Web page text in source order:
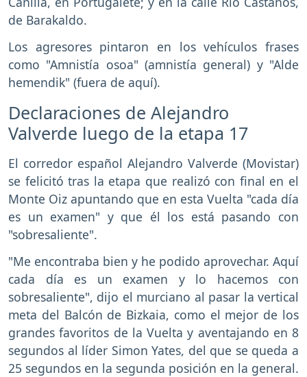
de Barakaldo.
Los agresores pintaron en los vehículos frases
como "Amnistía osoa" (amnistía general) y "Alde
hemendik" (fuera de aquí).
Declaraciones de Alejandro
Valverde luego de la etapa 17
El corredor español Alejandro Valverde (Movistar)
se felicitó tras la etapa que realizó con final en el
Monte Oiz apuntando que en esta Vuelta "cada día
es un examen" y que él los está pasando con
"sobresaliente".
"Me encontraba bien y he podido aprovechar. Aquí
cada día es un examen y lo hacemos con
sobresaliente", dijo el murciano al pasar la vertical
meta del Balcón de Bizkaia, como el mejor de los
grandes favoritos de la Vuelta y aventajando en 8
segundos al líder Simon Yates, del que se queda a
25 segundos en la segunda posición en la general.